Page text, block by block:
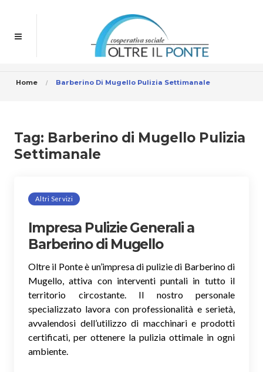
Home Barberino Di Mugello Pulizia Settimanale
Tag: Barberino di Mugello Pulizia
Settimanale
Altri Servizi
Impresa Pulizie Generali a
Barberino di Mugello
Oltre il Ponte è un’impresa di pulizie di Barberino di
Mugello, attiva con interventi puntali in tutto il
territorio circostante. Il nostro personale
specializzato lavora con professionalità e serietà,
avvalendosi dell’utilizzo di macchinari e prodotti
certificati, per ottenere la pulizia ottimale in ogni
ambiente.